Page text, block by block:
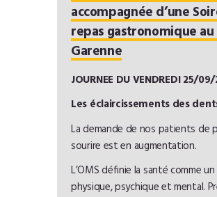
accompagnée d’une
repas gastronomique
Garenne
JOURNEE DU VENDREDI 25/
Les éclaircissements des
La demande de nos patients de
sourire est en augmentation.
L’OMS définie la santé comme
physique, psychique et mental.